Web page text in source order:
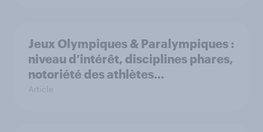
Jeux Olympiques & Paralympiques :
niveau d’intérêt, disciplines phares,
notoriété des athlètes…
Article